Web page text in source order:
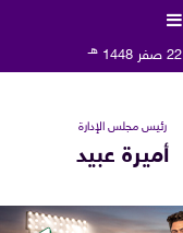
22 صفر 1448 هـ
رئيس مجلس الإدارة
أميرة عبيد